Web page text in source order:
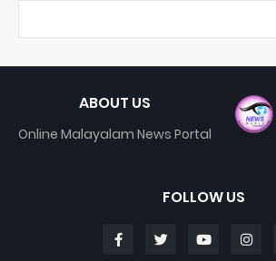
ABOUT US
Online Malayalam News Portal
FOLLOW US